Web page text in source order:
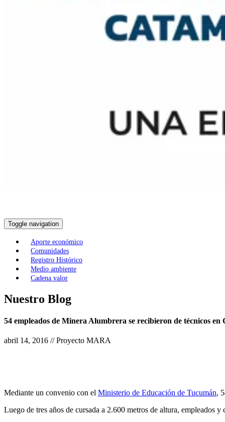
Toggle navigation
Aporte económico
Comunidades
Registro Histórico
Medio ambiente
Cadena valor
Nuestro Blog
54 empleados de Minera Alumbrera se recibieron de técnicos en
abril 14, 2016 // Proyecto MARA
Mediante un convenio con el Ministerio de Educación de Tucumán,
Luego de tres años de cursada a 2.600 metros de altura,